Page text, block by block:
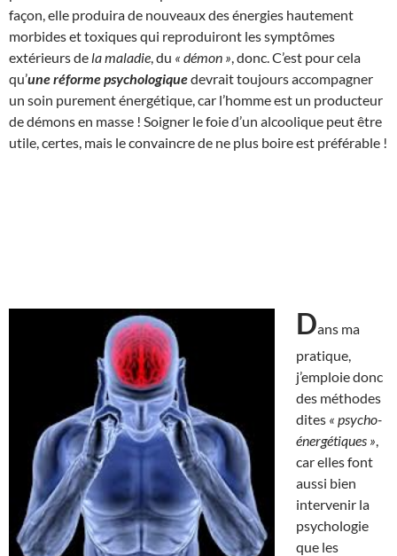
façon, elle produira de nouveaux des énergies hautement
morbides et toxiques qui reproduiront les symptômes
extérieurs de la maladie , du « démon » , donc. C’est pour cela
qu’une réforme psychologiquedevrait toujours accompagner
un soin purement énergétique, car l’homme est un producteur
de démons en masse ! Soigner le foie d’un alcoolique peut être
utile, certes, mais le convaincre de ne plus boire est préférable !
Dans ma
pratique,
j’emploie donc
des méthodes
dites « psycho-
énergétiques »
car elles font
aussi bien
intervenir la
psychologie
que les